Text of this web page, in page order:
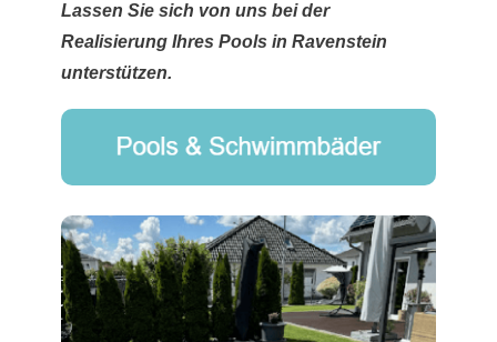
Lassen Sie sich von uns bei der
Realisierung Ihres Pools in Ravenstein
unterstützen.